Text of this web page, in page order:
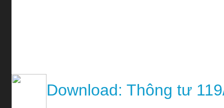
Download: Thông tư